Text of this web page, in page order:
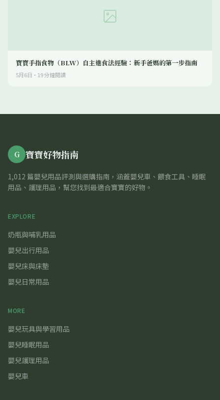
寶寶手指食物（BLW）自主進食法經驗：新手爸媽的第一步指南
5月6日 · 19分鐘閱讀
G 寶寶好物指南
1,012 篇嬰兒用品評測與選購指南，涵蓋嬰兒車、餵食工具、睡眠
用品、護理用品，幫您找到最適合寶寶的好物。
EXPLORE
奶瓶與哺乳用品
嬰兒出行用品
嬰兒床與床墊
嬰兒日常用品
MORE
嬰兒玩具與學習用品
嬰兒睡眠用品
嬰兒護理用品
嬰兒車